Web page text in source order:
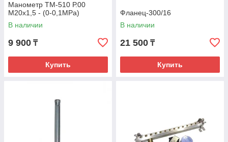
Манометр ТМ-510 Р.00
М20х1,5 - (0-0,1МРа)
В наличии
9 900 ₸
Купить
Фланец-300/16
В наличии
21 500 ₸
Купить